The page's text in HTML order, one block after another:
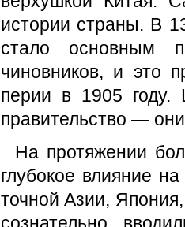
истории страны. В
стало основным
чиновников, и это
перии в 1905 году.
правительство —
На протяжении
глубокое влияние
точной Азии,